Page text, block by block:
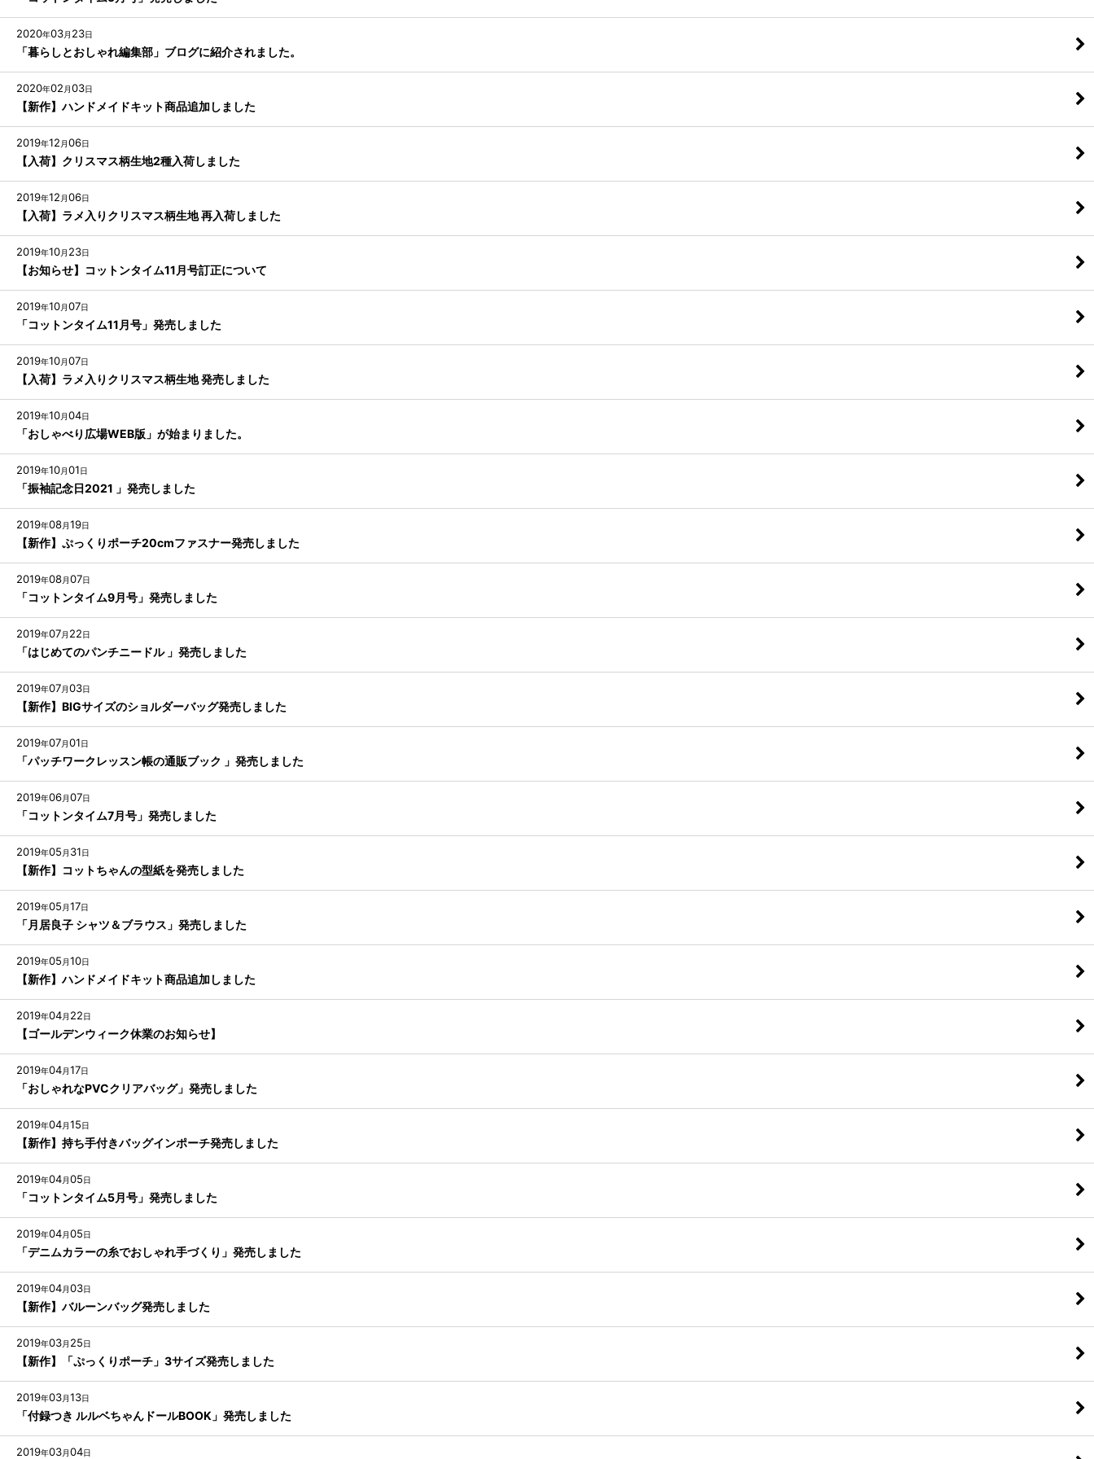
2020年03月 23日
「暮らしとおしゃれ編集部」ブログに紹介されました。
2020年02 月03日
【新作】ハンドメイドキット商品追加しました
2019年12 月06日
【入荷】クリスマス柄生地2種入荷しました
2019年12 月06日
【入荷】ラメ入りクリスマス柄生地 再入荷しました
2019年10月 23日
【お知らせ】コットンタイム11月号訂正について
2019年10月07日
「コットンタイム11月号」発売しました
2019年10月07日
【入荷】ラメ入りクリスマス柄生地 発売しました
2019年10月04日
「おしゃべり広場WEB版」が始まりました。
2019年10月01日
「振袖記念日2021 」発売しました
2019年08月19日
【新作】ぷっくりポーチ20cmファスナー発売しました
2019年08月07日
「コットンタイム9月号」発売しました
2019年07月 22日
「はじめてのパンチニードル 」発売しました
2019年07月03日
【新作】BIGサイズのショルダーバッグ発売しました
2019年07月01日
「パッチワークレッスン帳の通販ブック 」発売しました
2019年06月07日
「コットンタイム7月号」発売しました
2019年05 月 31日
【新作】コットちゃんの型紙を発売しました
2019年05 月17日
「月居良子 シャツ＆ブラウス」発売しました
2019年05 月10日
【新作】ハンドメイドキット商品追加しました
2019年04月 22日
【ゴールデンウィーク休業のお知らせ】
2019年04月17日
「おしゃれなPVCクリアバッグ」発売しました
2019年04月15日
【新作】持ち手付きバッグインポーチ発売しました
2019年04月05日
「コットンタイム5月号」発売しました
2019年04月05日
「デニムカラーの糸でおしゃれ手づくり」発売しました
2019年04月03日
【新作】バルーンバッグ発売しました
2019年03月 25日
【新作】「ぷっくりポーチ」3サイズ発売しました
2019年03月13日
「付録つき ルルベちゃんドールBOOK」発売しました
2019年03月04日